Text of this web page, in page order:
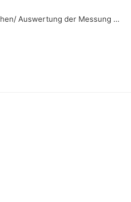
Auswertung der Messung …